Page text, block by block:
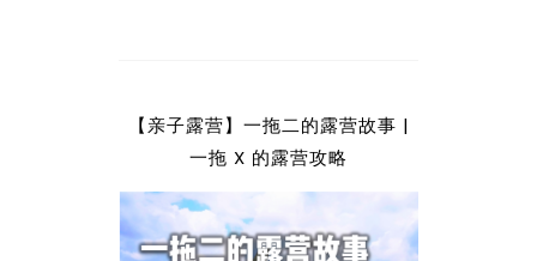
【亲子露营】一拖二的露营故事 |
一拖 X 的露营攻略